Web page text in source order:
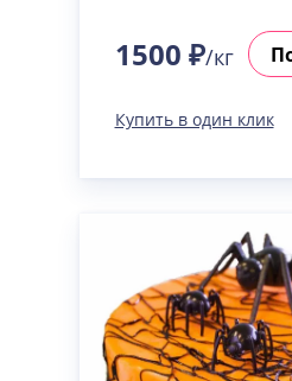
1500 ₽/кг
Купить в один клик